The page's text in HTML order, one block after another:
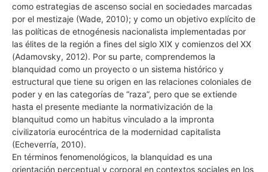
como estrategias de ascenso social en sociedades marcadas
por el mestizaje (Wade, 2010); y como un objetivo explícito de
las políticas de etnogénesis nacionalista implementadas por
las élites de la región a fines del siglo XIX y comienzos del XX
(Adamovsky, 2012). Por su parte, comprendemos la
blanquidad como un proyecto o un sistema histórico y
estructural que tiene su origen en las relaciones coloniales de
poder y en las categorías de “raza”, pero que se extiende
hasta el presente mediante la normativización de la
blanquitud como un habitus vinculado a la impronta
civilizatoria eurocéntrica de la modernidad capitalista
(Echeverría, 2010).
En términos fenomenológicos, la blanquidad es una
orientación perceptual y corporal en contextos sociales en los